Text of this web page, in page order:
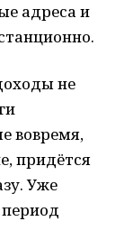
адреса и
не
вовремя,
придётся
Уже